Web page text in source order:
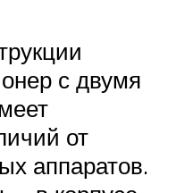
с двумя
от
аппаратов.